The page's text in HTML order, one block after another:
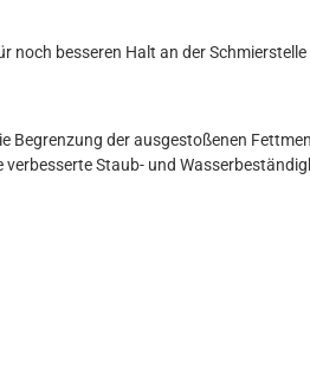
besseren Halt an der
der ausgestoßenen
Staub- und